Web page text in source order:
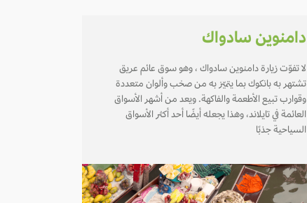
دامنوين سادواك
لا تفوّت زيارة دامنوين سادواك ، وهو سوق عائم عريق
تشتهر به بانكوك بما يتميّز به من صخب وألوان متعددة
وقوارب تبيع الأطعمة والفاكهة. ويعد من أشهر الأسواق
العائمة في تايلاند، وهذا يجعله أيضًا أحد أكثر الأسواق
السياحية جذبًا